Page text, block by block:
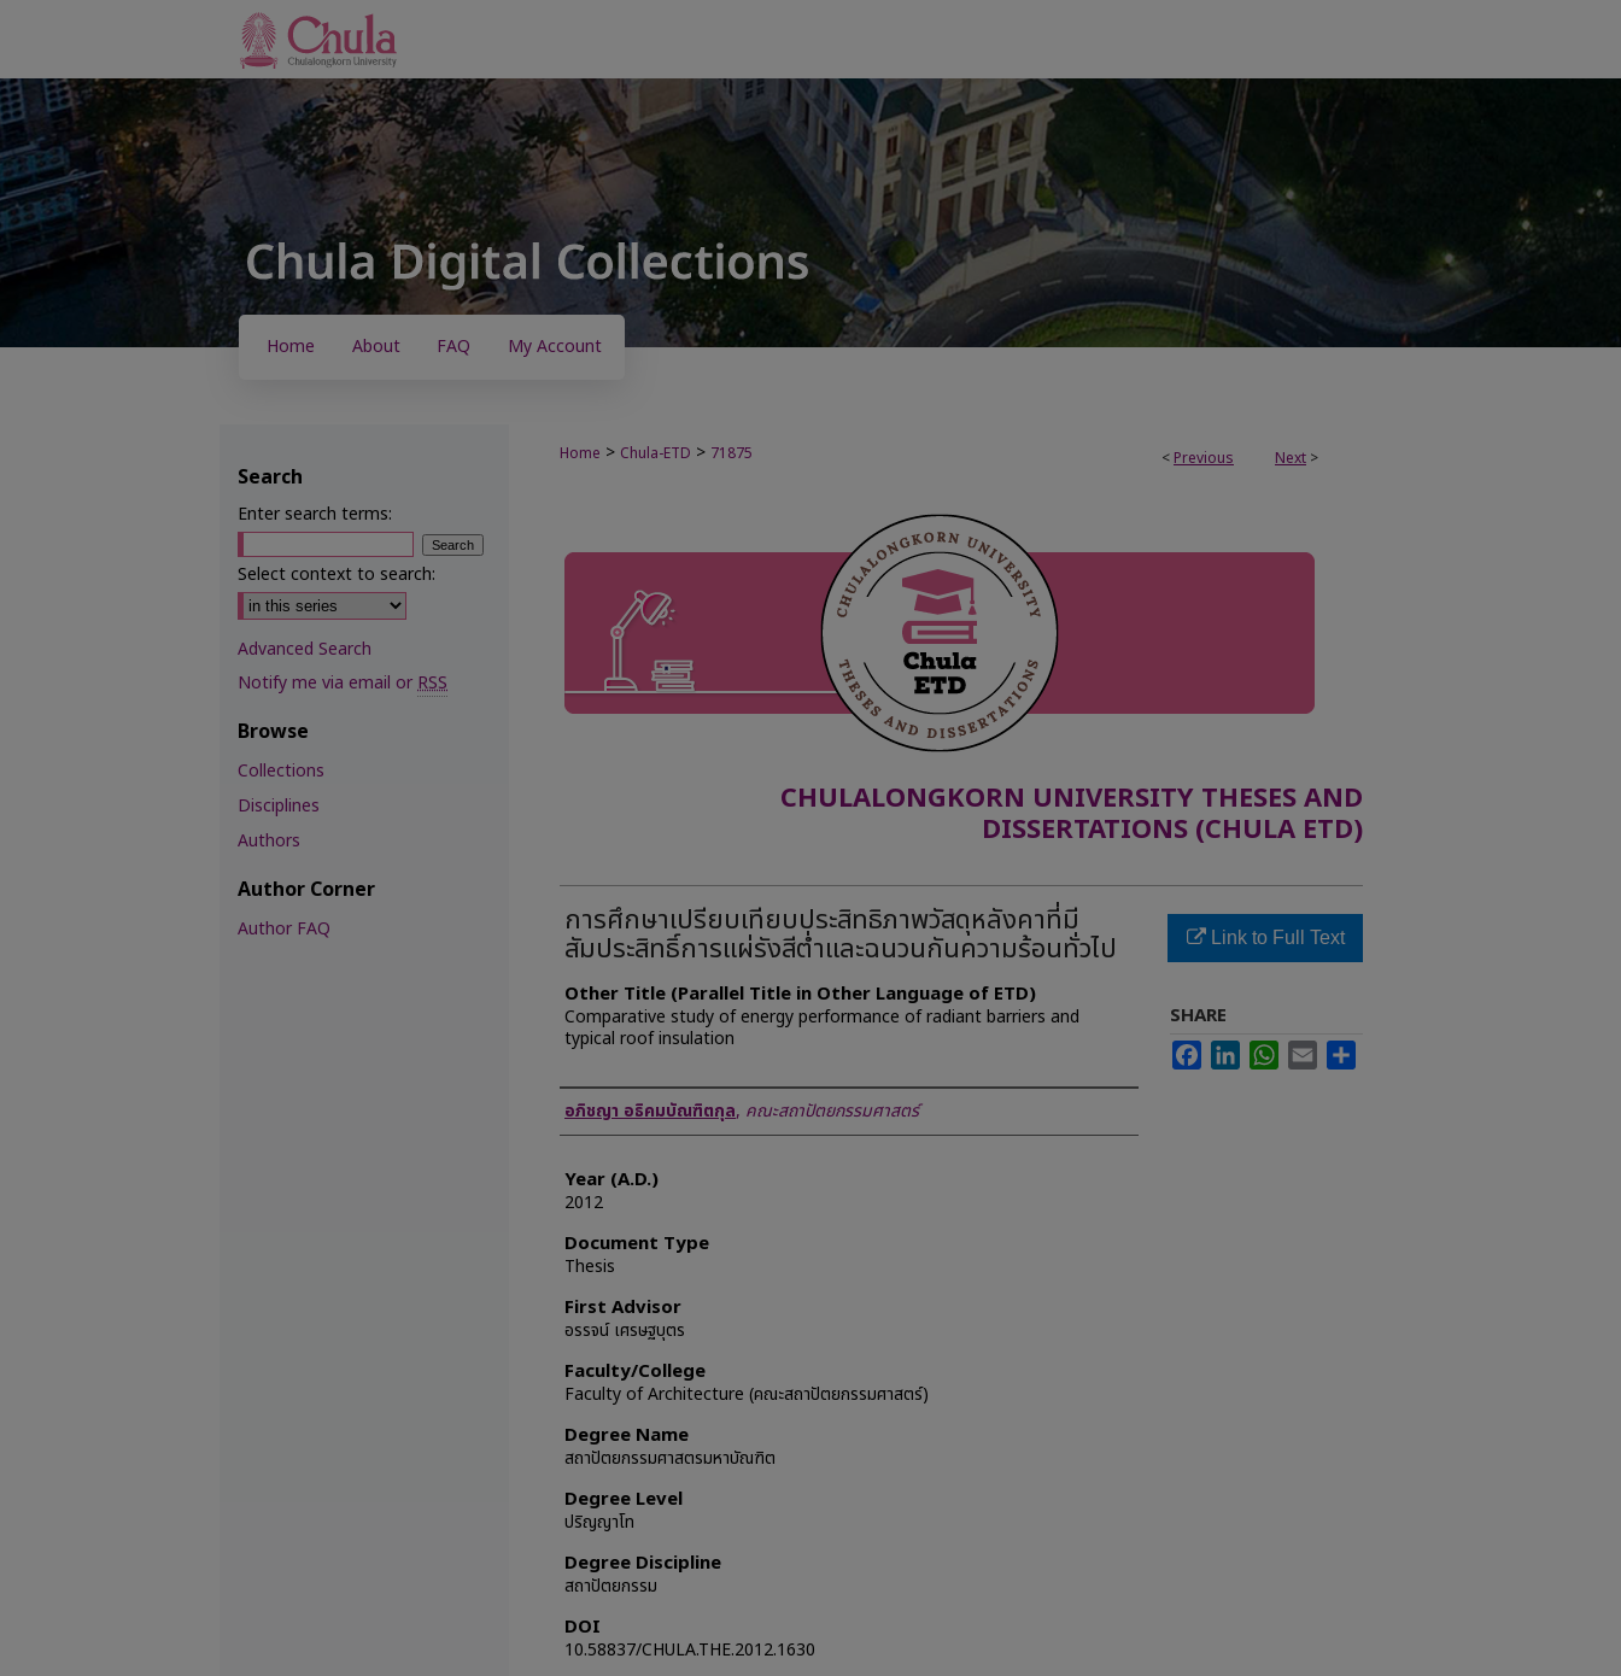
Home About FAQ My Account
< Previous Next >
Home > Chula-ETD > 71875
CHULALONGKORN UNIVERSITY THESES AND
DISSERTATIONS (CHULA ETD)
การศึกษาเปรียบเทียบประสิทธิภาพวัสดุหลังคาที่มี
สัมประสิทธิ์การแผ่รังสีต่ำและฉนวนกันความร้อนทั่วไป
Other Title (Parallel Title in Other Language of ETD)
Comparative study of energy performance of radiant barriers and
typical roof insulation
Author
อภิชญา อธิคมบัณฑิตกุล, คณะสถาปัตยกรรมศาสตร์
Year (A.D.)
2012
Document Type
Thesis
First Advisor
อรรจน์ เศรษฐบุตร
Faculty/College
Faculty of Architecture (คณะสถาปัตยกรรมศาสตร์)
Degree Name
สถาปัตยกรรมศาสตรมหาบัณฑิต
Degree Level
ปริญญาโท
Degree Discipline
สถาปัตยกรรม
DOI
10.58837/CHULA.THE.2012.1630
Link to Full Text
SHARE
FacebookLinkedInWhatsApp
Email
Search
Enter search terms:
Select context to search:
Advanced Search
Notify me via email orRSS
Browse
Collections
Disciplines
Authors
Author Corner
Author FAQ